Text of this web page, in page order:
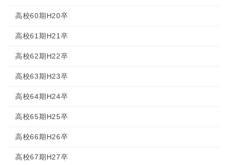
高校60期H20卒
高校61期H21卒
高校62期H22卒
高校63期H23卒
高校64期H24卒
高校65期H25卒
高校66期H26卒
高校67期H27卒